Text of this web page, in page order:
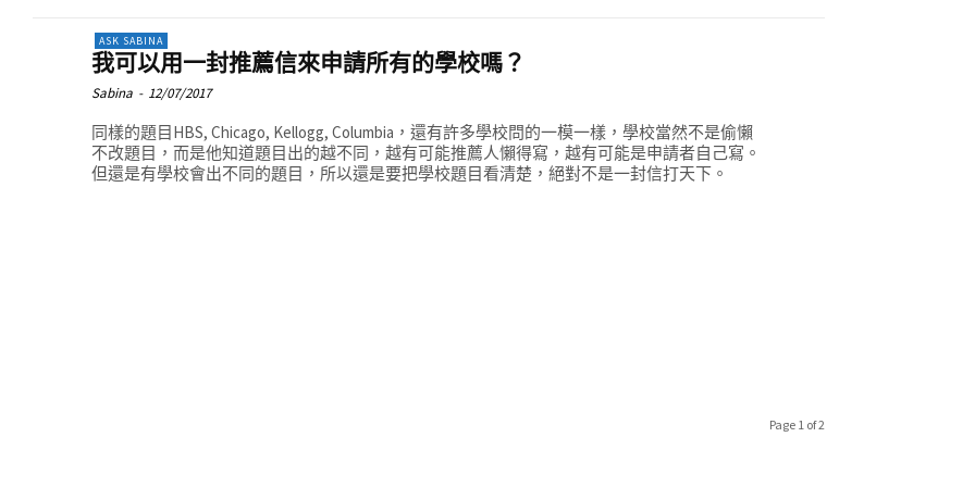
ASK SABINA
我可以用一封推薦信來申請所有的學校嗎？
Sabina - 12/07/2017
同樣的題目HBS, Chicago, Kellogg, Columbia，還有許多學校問的一模一樣，學校當然不是偷懶
不改題目，而是他知道題目出的越不同，越有可能推薦人懶得寫，越有可能是申請者自己寫。
但還是有學校會出不同的題目，所以還是要把學校題目看清楚，絕對不是一封信打天下。
Page 1 of 2